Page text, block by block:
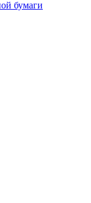
бумаги